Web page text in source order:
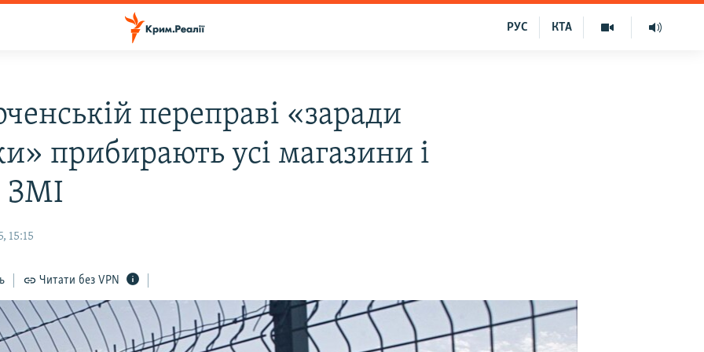
КТА
РУС
переправі «заради
прибирають усі магазини і
ЗМІ
15:15
Читати без VPN